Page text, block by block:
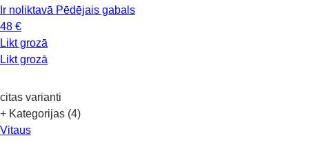
Ir noliktavā Pēdējais gabals
48 €
Likt grozā
Likt grozā
citas varianti
+ Kategorijas (4)
Vitaus